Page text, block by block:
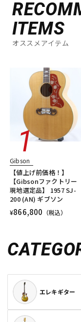
ITEMS
オススメアイテム
Gibson
【値上げ前価格！】
【Gibsonファクトリー
現地選定品】 1957 SJ-
200 (AN) ギブソン
¥866,800 （税込）
エレキギター